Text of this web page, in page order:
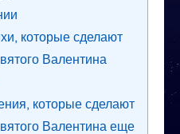
которые сделают
Валентина
которые сделают
Валентина еще